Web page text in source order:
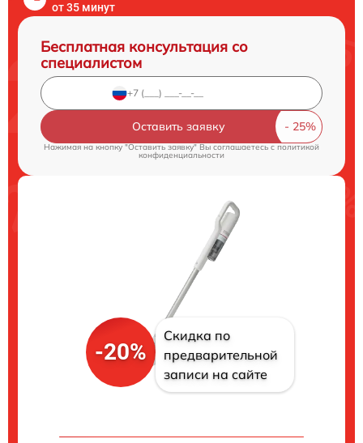
от 35 минут
Бесплатная консультация со
специалистом
Оставить заявку
Нажимая на кнопку "Оставить заявку" Вы соглашаетесь cполитикой
конфиденциальности
-20%
Скидка по
предварительной
записи на сайте